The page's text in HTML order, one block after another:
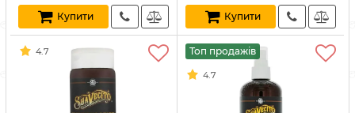
Купити Купити
4.7 Топ продажів
4.7